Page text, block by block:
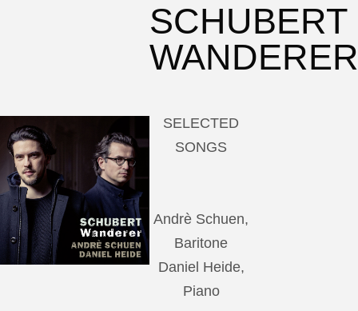
SCHUBERT
WANDERER
SELECTED
SONGS
Andrè Schuen,
Baritone
Daniel Heide,
Piano